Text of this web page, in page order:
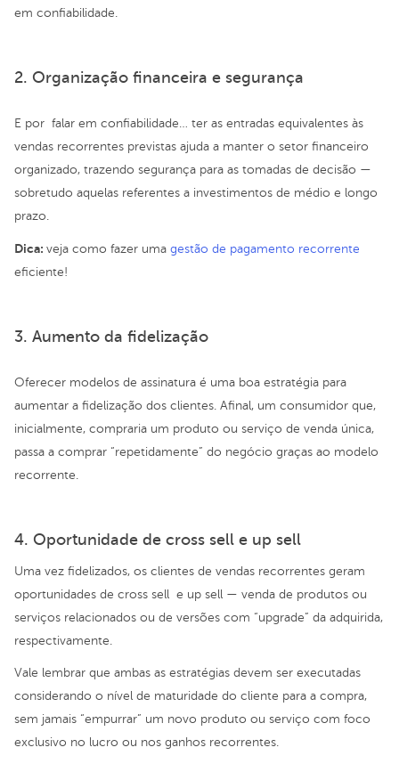
em confiabilidade.
2. Organização financeira e segurança
E por falar em confiabilidade… ter as entradas equivalentes às
vendas recorrentes previstas ajuda a manter o setor financeiro
organizado, trazendo segurança para as tomadas de decisão —
sobretudo aquelas referentes a investimentos de médio e longo
prazo.
Dica: veja como fazer uma gestão de pagamento recorrente
eficiente!
3. Aumento da fidelização
Oferecer modelos de assinatura é uma boa estratégia para
aumentar a fidelização dos clientes. Afinal, um consumidor que,
inicialmente, compraria um produto ou serviço de venda única,
passa a comprar “repetidamente” do negócio graças ao modelo
recorrente.
4. Oportunidade de cross sell e up sell
Uma vez fidelizados, os clientes de vendas recorrentes geram
oportunidades de cross sell e up sell — venda de produtos ou
serviços relacionados ou de versões com “upgrade” da adquirida,
respectivamente.
Vale lembrar que ambas as estratégias devem ser executadas
considerando o nível de maturidade do cliente para a compra,
sem jamais “empurrar” um novo produto ou serviço com foco
exclusivo no lucro ou nos ganhos recorrentes.